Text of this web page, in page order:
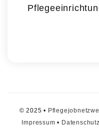
© 2025 •
Impressum •